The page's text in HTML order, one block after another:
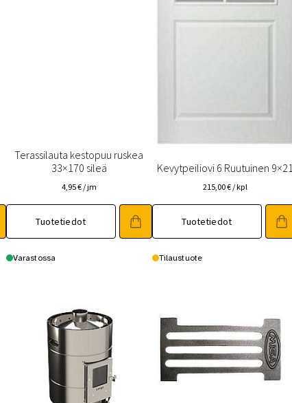
Terassilauta kestopuu ruskea
33×170 sileä
4,95€ / jm
Tuotetiedot
Varastossa
Kevytpeiliovi 6 Ruutuinen 9×21
215,00€ / kpl
Tuotetiedot
Tällä
tuotteella
on
muunnelma.
tuotteen
sivulla.
Tilaustuote